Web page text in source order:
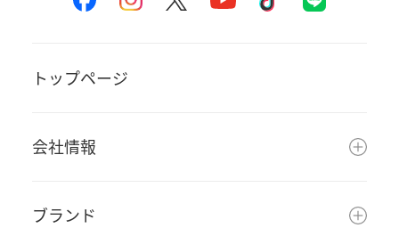
トップページ
会社情報
ブランド